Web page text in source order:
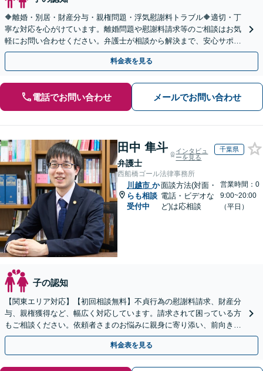
🔶離婚・別居・財産分与・親権問題・浮気慰謝料トラブル🔶適切・丁
寧な対応を心がけています。離婚問題や慰謝料請求等のご相談はお気
軽にお問い合わせください。弁護士が相談から解決まで、安心サポー
トいたします。◤完全予約制・初回法律相談無料◢
料金表を見る
電話でお問い合わせ メールでお問い合わせ
田中 隼斗
弁護士
インタビュ
ーを見る
千葉県
西船橋ゴール法律事務所
川越市 か
らも相談
受付中
面談方法(対面・
電話・ビデオな
ど)は応相談
営業時間：0
9:00~20:00
（平日）
子の認知
【関東エリア対応】【初回相談無料】不貞行為の慰謝料請求、財産分
与、親権獲得など、幅広く対応しています。請求されて困っている方
もご相談ください。依頼者さまのお悩みに親身に寄り添い、前向きな
一歩を踏み出せるように全力でサポートします。
料金表を見る